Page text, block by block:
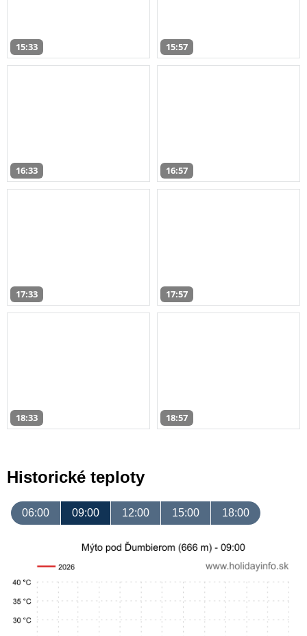
15:33 15:57
16:33 16:57
17:33 17:57
18:33 18:57
Historické teploty
06:00 09:00 12:00 15:00 18:00